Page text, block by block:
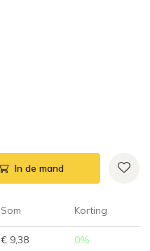
In de mand
Som Korting
€ 9,38 0%